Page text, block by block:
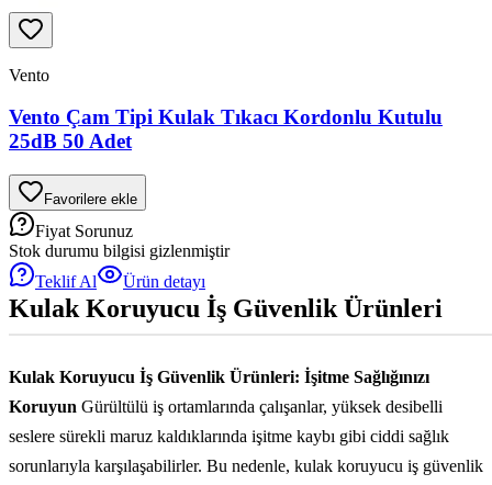
Vento
Vento Çam Tipi Kulak Tıkacı Kordonlu Kutulu
25dB 50 Adet
Favorilere ekle
Fiyat Sorunuz
Stok durumu bilgisi gizlenmiştir
Teklif Al
Ürün detayı
Kulak Koruyucu İş Güvenlik Ürünleri
Kulak Koruyucu İş Güvenlik Ürünleri: İşitme Sağlığınızı
Koruyun Gürültülü iş ortamlarında çalışanlar, yüksek desibelli
seslere sürekli maruz kaldıklarında işitme kaybı gibi ciddi sağlık
sorunlarıyla karşılaşabilirler. Bu nedenle, kulak koruyucu iş güvenlik